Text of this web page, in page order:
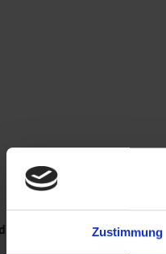
Zustimmung